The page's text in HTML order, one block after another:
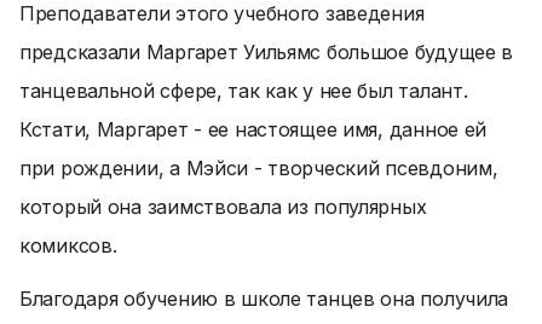
Преподаватели этого учебного заведения
предсказали Маргарет Уильямс большое будущее в
танцевальной сфере, так как у нее был талант.
Кстати, Маргарет - ее настоящее имя, данное ей
при рождении, а Мэйси - творческий псевдоним,
который она заимствовала из популярных
комиксов.
Благодаря обучению в школе танцев она получила